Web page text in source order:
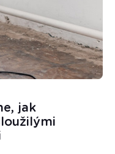
jak